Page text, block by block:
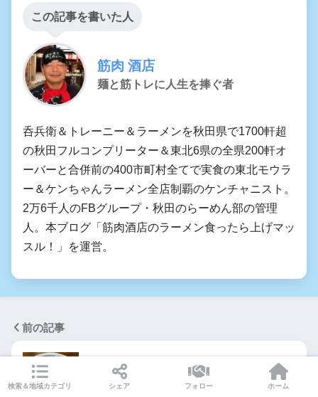
この記事を書いた人
筋肉 酒店
麺と筋トレに人生を捧ぐ者
呑兵衛＆トレーニー＆ラーメンを秋田県で1700軒超
の秋田フルコンプリーター＆東北6県の全県200軒オ
ーバーと合併前の400市町村全てで実食の東北モウラ
ー＆ケンちゃんラーメン全店制覇のケンチャニスト。
2万6千人のFBグループ・秋田のらーめん部の管理
人。本ブログ「筋肉酒店のラーメン食ったら上げマッ
スル！」を運営。
前の記事
らーめん萬亀＠秋田県秋田市中通にてあっ
さり正油＆チャーシュー丼…
検索＆地域カテゴリ シェア フォロー ホーム